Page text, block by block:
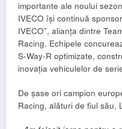
importante ale noului sezon
IVECO își continuă
IVECO”, alianța dintre
Racing. Echipele
S-Way-R optimizate,
inovația vehiculelor de
De șase ori campion
Racing, alături de fiul său,